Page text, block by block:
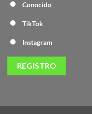
Conocido
TikTok
Instagram